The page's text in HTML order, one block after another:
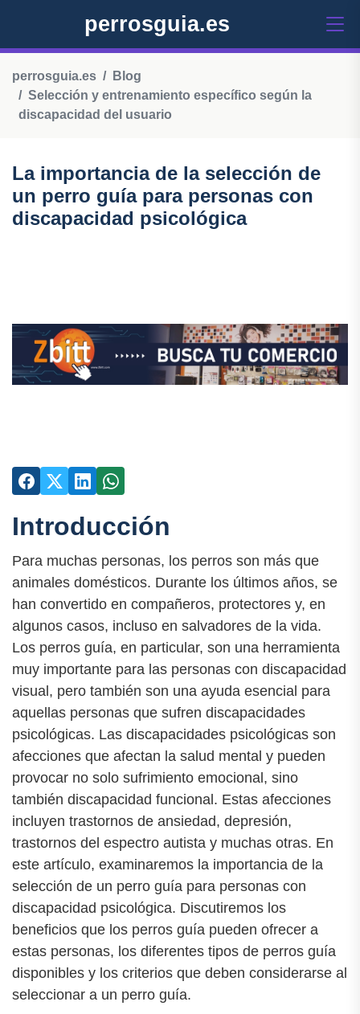
perrosguia.es
perrosguia.es
Blog
Selección y entrenamiento específico según la
discapacidad del usuario
La importancia de la selección de
un perro guía para personas con
discapacidad psicológica
Introducción
Para muchas personas, los perros son más que
animales domésticos. Durante los últimos años, se
han convertido en compañeros, protectores y, en
algunos casos, incluso en salvadores de la vida.
Los perros guía, en particular, son una herramienta
muy importante para las personas con discapacidad
visual, pero también son una ayuda esencial para
aquellas personas que sufren discapacidades
psicológicas. Las discapacidades psicológicas son
afecciones que afectan la salud mental y pueden
provocar no solo sufrimiento emocional, sino
también discapacidad funcional. Estas afecciones
incluyen trastornos de ansiedad, depresión,
trastornos del espectro autista y muchas otras. En
este artículo, examinaremos la importancia de la
selección de un perro guía para personas con
discapacidad psicológica. Discutiremos los
beneficios que los perros guía pueden ofrecer a
estas personas, los diferentes tipos de perros guía
disponibles y los criterios que deben considerarse al
seleccionar a un perro guía.